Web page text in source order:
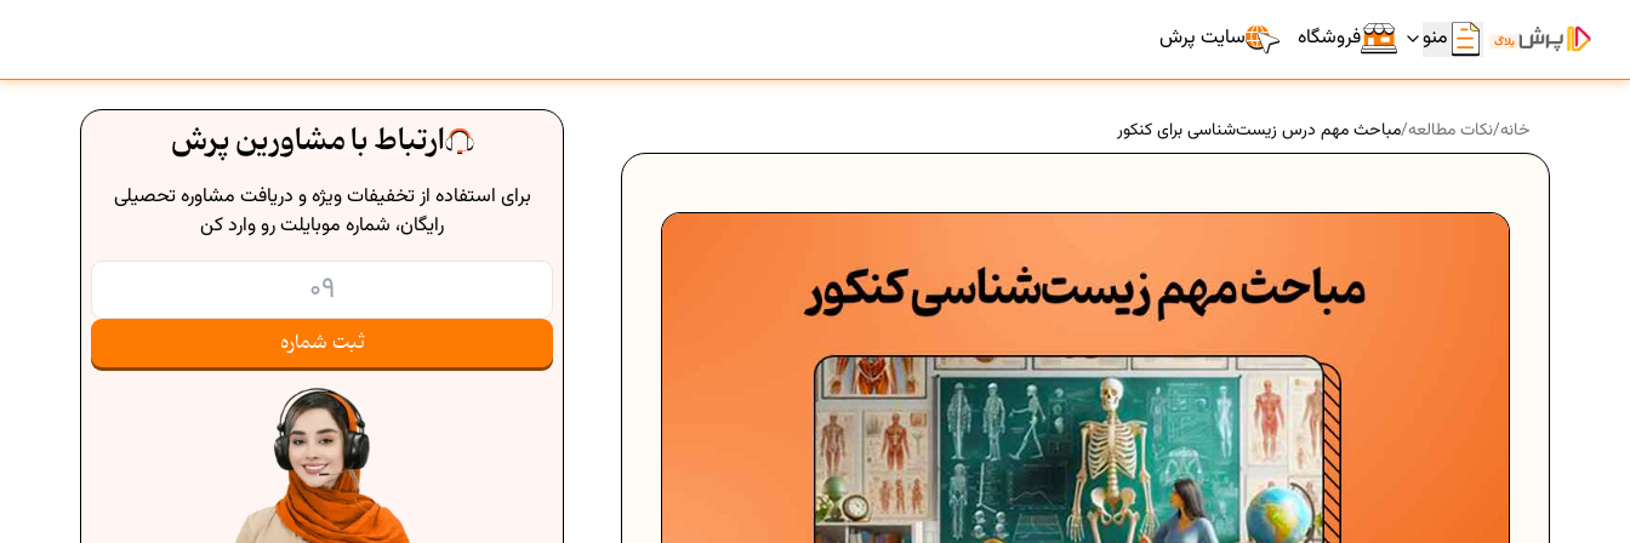
سایت پرش فروشگاه منو
ارتباط با مشاورین پرش
برای استفاده از تخفیفات ویژه و دریافت مشاوره تحصیلی
رایگان، شماره موبایلت رو وارد کن
ثبت شماره
خانه/نکات مطالعه/مباحث مهم درس زیست‌شناسی برای کنکور